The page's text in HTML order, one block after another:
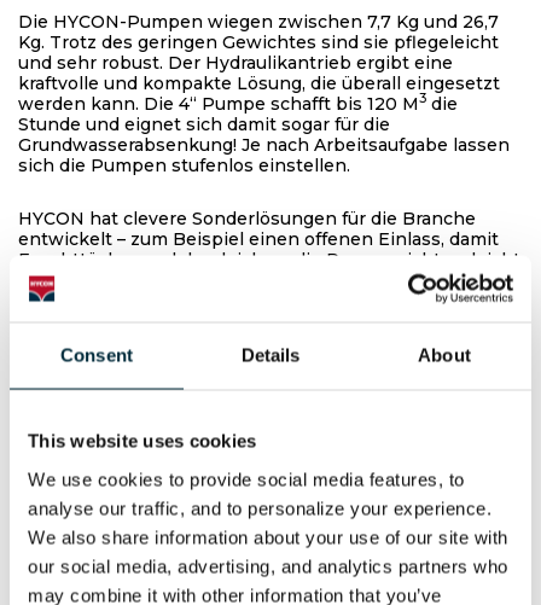
Consent Details About
This website uses cookies
We use cookies to provide social media features, to
analyse our traffic, and to personalize your experience.
We also share information about your use of our site with
our social media, advertising, and analytics partners who
may combine it with other information that you’ve
Die HYCON-Pumpen wiegen zwischen 7,7 Kg und 26,7
Kg. Trotz des geringen Gewichtes sind sie pflegeleicht
und sehr robust. Der Hydraulikantrieb ergibt eine
kraftvolle und kompakte Lösung, die überall eingesetzt
werden kann. Die 4“ Pumpe schafft bis 120 M3 die
Stunde und eignet sich damit sogar für die
Grundwasserabsenkung! Je nach Arbeitsaufgabe lassen
sich die Pumpen stufenlos einstellen.
HYCON hat clevere Sonderlösungen für die Branche
entwickelt – zum Beispiel einen offenen Einlass, damit
Feuchttücher und dergleichen, die Pumpe nicht so leicht
verstopfen können. Die Pumpen können auch direkt auf
eine Absperrblase montiert werden. Somit kann direkt
Die HYCON-Werkzeuge sind pflegeleicht und verlangen
jedoch nicht weit weg.
Claudia Mir ist technische Einkäuferin bei der Kuchler
GmbH.
„Wir schätzen nicht nur das Preis-Leistungs-Verhältnis,
sondern auch den einwandfreien Service. Der Kauf von